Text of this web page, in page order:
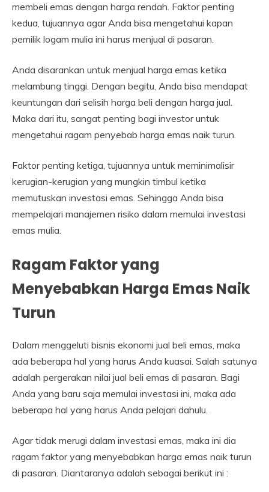
membeli emas dengan harga rendah. Faktor penting
kedua, tujuannya agar Anda bisa mengetahui kapan
pemilik logam mulia ini harus menjual di pasaran.
Anda disarankan untuk menjual harga emas ketika
melambung tinggi. Dengan begitu, Anda bisa mendapat
keuntungan dari selisih harga beli dengan harga jual.
Maka dari itu, sangat penting bagi investor untuk
mengetahui ragam penyebab harga emas naik turun.
Faktor penting ketiga, tujuannya untuk meminimalisir
kerugian-kerugian yang mungkin timbul ketika
memutuskan investasi emas. Sehingga Anda bisa
mempelajari manajemen risiko dalam memulai investasi
emas mulia.
Ragam Faktor yang
Menyebabkan Harga Emas Naik
Turun
Dalam menggeluti bisnis ekonomi jual beli emas, maka
ada beberapa hal yang harus Anda kuasai. Salah satunya
adalah pergerakan nilai jual beli emas di pasaran. Bagi
Anda yang baru saja memulai investasi ini, maka ada
beberapa hal yang harus Anda pelajari dahulu.
Agar tidak merugi dalam investasi emas, maka ini dia
ragam faktor yang menyebabkan harga emas naik turun
di pasaran. Diantaranya adalah sebagai berikut ini :